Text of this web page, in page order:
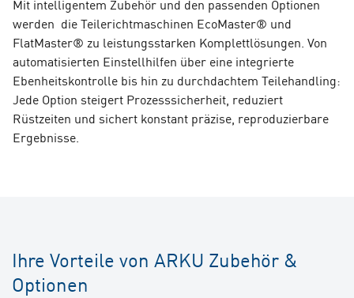
Mit intelligentem Zubehör und den passenden Optionen
werden die Teilerichtmaschinen EcoMaster® und
FlatMaster® zu leistungsstarken Komplettlösungen. Von
automatisierten Einstellhilfen über eine integrierte
Ebenheitskontrolle bis hin zu durchdachtem Teilehandling:
Jede Option steigert Prozesssicherheit, reduziert
Rüstzeiten und sichert konstant präzise, reproduzierbare
Ergebnisse.
Ihre Vorteile von ARKU Zubehör &
Optionen